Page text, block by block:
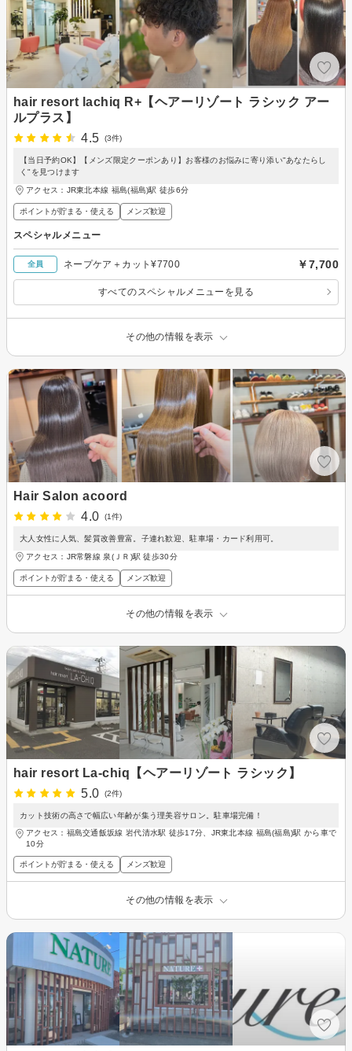
hair resort lachiq R+【ヘアーリゾート ラシック アー
ルプラス】
4.5
(3件)
【当日予約OK】【メンズ限定クーポンあり】お客様のお悩みに寄り添い"あなたらし
く"を見つけます
アクセス：JR東北本線 福島(福島)駅 徒歩6分
ポイントが貯まる・使える メンズ歓迎
スペシャルメニュー
全員 ネープケア＋カット¥7700 ￥7,700
すべてのスペシャルメニューを見る
その他の情報を表示
Hair Salon acoord
4.0
(1件)
大人女性に人気、髪質改善豊富。子連れ歓迎、駐車場・カード利用可。
アクセス：JR常磐線 泉(ＪＲ)駅 徒歩30分
ポイントが貯まる・使える メンズ歓迎
その他の情報を表示
hair resort La-chiq【ヘアーリゾート ラシック】
5.0
(2件)
カット技術の高さで幅広い年齢が集う理美容サロン。駐車場完備！
アクセス：福島交通飯坂線 岩代清水駅 徒歩17分、JR東北本線 福島(福島)駅 から車で
10分
ポイントが貯まる・使える メンズ歓迎
その他の情報を表示